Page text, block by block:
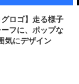
グロゴ】走る様子
フに、ポップな
気にデザイン